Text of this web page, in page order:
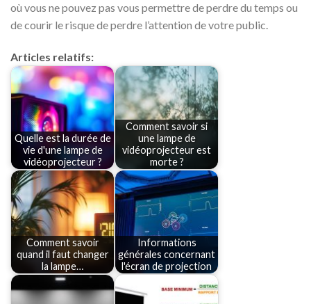
où vous ne pouvez pas vous permettre de perdre du temps ou
de courir le risque de perdre l’attention de votre public.
Articles relatifs:
Quelle est la durée de
vie d'une lampe de
vidéoprojecteur ?
Comment savoir si
une lampe de
vidéoprojecteur est
morte ?
Comment savoir
quand il faut changer
la lampe…
Informations
générales concernant
l'écran de projection